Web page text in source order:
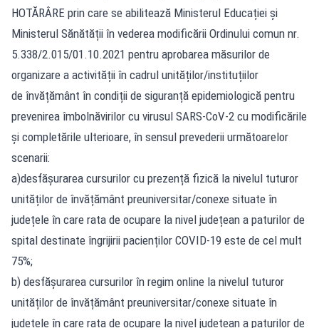
HOTĂRÂRE prin care se abilitează Ministerul Educației și
Ministerul Sănătății în vederea modificării Ordinului comun nr.
5.338/2.015/01.10.2021 pentru aprobarea măsurilor de
organizare a activității în cadrul unităților/instituțiilor
de învățământ în condiții de siguranță epidemiologică pentru
prevenirea îmbolnăvirilor cu virusul SARS-CoV-2 cu modificările
și completările ulterioare, în sensul prevederii următoarelor
scenarii:
a)desfășurarea cursurilor cu prezență fizică la nivelul tuturor
unităților de învățământ preuniversitar/conexe situate în
județele în care rata de ocupare la nivel județean a paturilor de
spital destinate îngrijirii pacienților COVID-19 este de cel mult
75%;
b) desfășurarea cursurilor în regim online la nivelul tuturor
unităților de învățământ preuniversitar/conexe situate în
județele în care rata de ocupare la nivel județean a paturilor de